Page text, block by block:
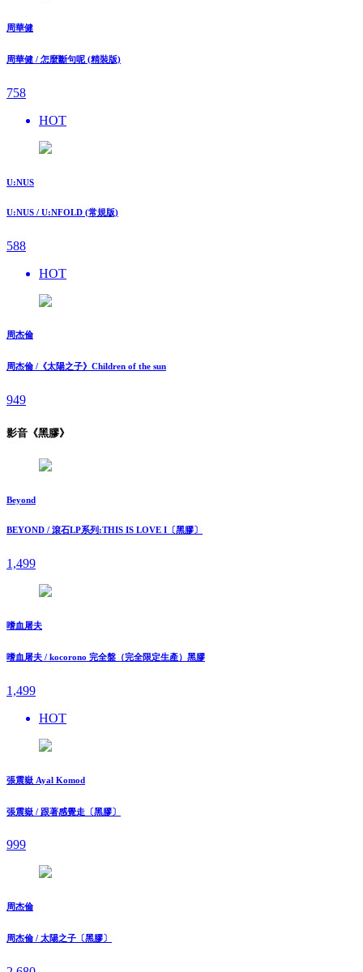
周華健
周華健 / 怎麼斷句呢 (精裝版)
758
HOT
U:NUS
U:NUS / U:NFOLD (常規版)
588
HOT
周杰倫
周杰倫 /《太陽之子》Children of the sun
949
影音《黑膠》
Beyond
BEYOND / 滾石LP系列:THIS IS LOVE I〔黑膠〕
1,499
嗜血屠夫
嗜血屠夫 / kocorono 完全盤（完全限定生產）黑膠
1,499
HOT
張震嶽 Ayal Komod
張震嶽 / 跟著感覺走〔黑膠〕
999
周杰倫
周杰倫 / 太陽之子〔黑膠〕